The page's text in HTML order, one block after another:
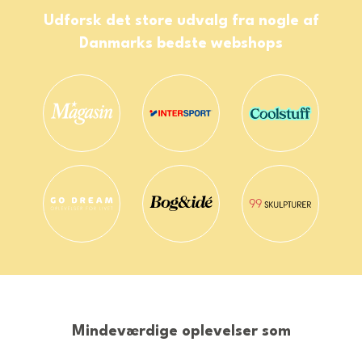
Udforsk det store udvalg fra nogle af
Danmarks bedste webshops
Mindeværdige oplevelser som